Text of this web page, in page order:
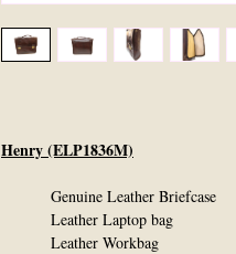
Henry (ELP1836M)
Genuine Leather Briefcase
Leather Laptop bag
Leather Workbag